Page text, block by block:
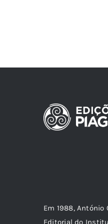
Em 1988,
Editorial do